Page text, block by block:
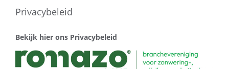
Privacybeleid
Bekijk hier ons Privacybeleid